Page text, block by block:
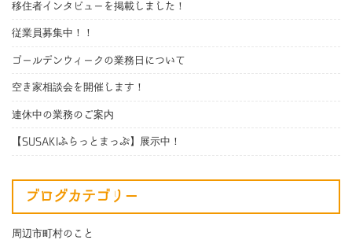
移住者インタビューを掲載しました！
従業員募集中！！
ゴールデンウィークの業務日について
空き家相談会を開催します！
連休中の業務のご案内
【SUSAKIふらっとまっぷ】展示中！
ブログカテゴリー
周辺市町村のこと